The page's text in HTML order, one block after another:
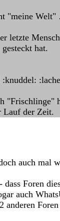
"meine
letzte
hat.
"Frischlinge"
Lauf der Zeit.
auch mal
dass Foren
auch
anderen